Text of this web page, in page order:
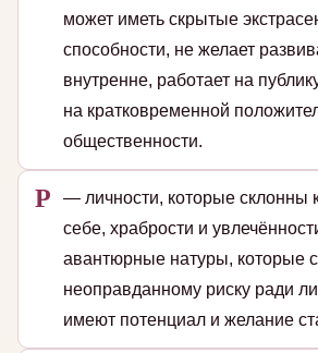
может иметь скрытые
способности, не желает
внутренне, работает на
на кратковременной
общественности.
Р
— личности, которые склонны
себе, храбрости и
авантюрные натуры, которые
неоправданному риску ради
имеют потенциал и желание